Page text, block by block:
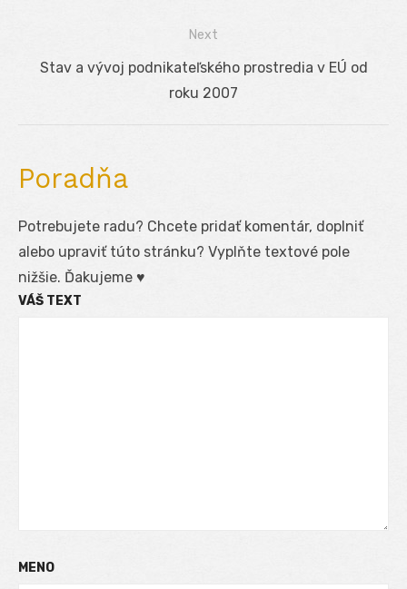
Next
Next
Stav a vývoj podnikateľského prostredia v EÚ od
roku 2007
Poradňa
Potrebujete radu? Chcete pridať komentár, doplniť
alebo upraviť túto stránku? Vyplňte textové pole
nižšie. Ďakujeme ♥
VÁŠ TEXT
MENO